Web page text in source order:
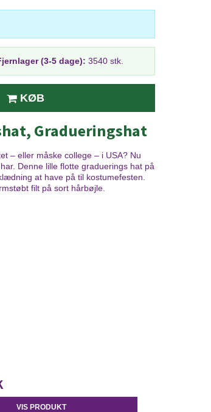
(3-5 dage): 3540 stk.
KØB
Gradueringshat
– eller måske college – i USA? Nu
Denne lille flotte graduerings hat på
at have på til kostumefesten.
filt på sort hårbøjle.
VIS PRODUKT